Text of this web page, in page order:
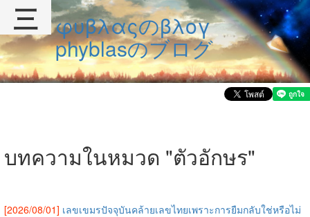
φυβλαςのβλογ
phyblasのブログ
บทความในหมวด "ตัวอักษร"
[2026/08/01] เลขเขมรปัจจุบันคล้ายเลขไทยเพราะการยืมกลับใช่หรือไม่
三